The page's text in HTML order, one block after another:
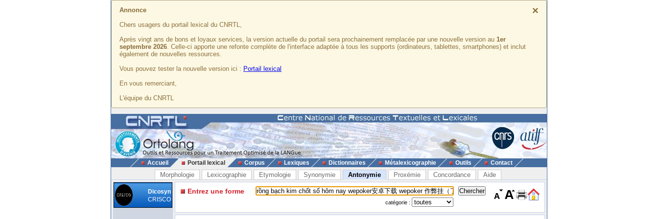
×
Annonce
Chers usagers du portail lexical du CNRTL,
Après vingt ans de bons et loyaux services, la version actuelle du portail sera prochainement remplacée par une nouvelle version au 1er
septembre 2026. Celle-ci apporte une refonte complète de l'interface adaptée à tous les supports (ordinateurs, tablettes, smartphones) et inclut
également de nouvelles ressources.
Vous pouvez tester la nouvelle version ici : Portail lexical
En vous remerciant,
L'équipe du CNRTL
Accueil Portail lexical Corpus Lexiques Dictionnaires Métalexicographie Outils Contact
Morphologie Lexicographie Etymologie Synonymie Antonymie Proxémie Concordance Aide
Dicosyn
CRISCO
Entrez une forme
catégorie :